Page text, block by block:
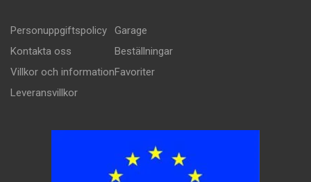
Personuppgiftspolicy
Kontakta oss
Villkor och information
Leveransvillkor
Garage
Beställningar
Favoriter